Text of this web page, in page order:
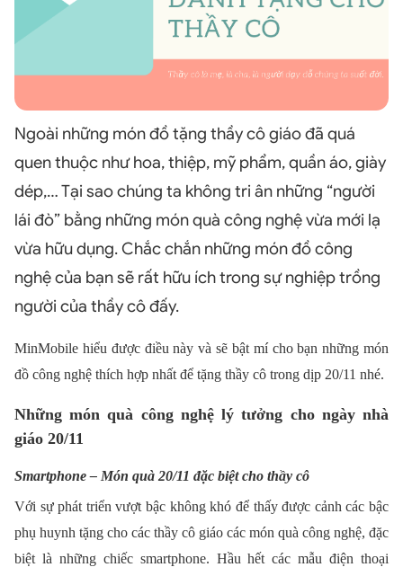
Ngoài những món đồ tặng thầy cô giáo đã quá
quen thuộc như hoa, thiệp, mỹ phẩm, quần áo, giày
dép,… Tại sao chúng ta không tri ân những “người
lái đò” bằng những món quà công nghệ vừa mới lạ
vừa hữu dụng. Chắc chắn những món đồ công
nghệ của bạn sẽ rất hữu ích trong sự nghiệp trồng
người của thầy cô đấy.
MinMobile hiểu được điều này và sẽ bật mí cho bạn những món
đồ công nghệ thích hợp nhất để tặng thầy cô trong dịp 20/11 nhé.
Những món quà công nghệ lý tưởng cho ngày nhà
giáo 20/11
Smartphone – Món quà 20/11 đặc biệt cho thầy cô
Với sự phát triển vượt bậc không khó để thấy được cảnh các bậc
phụ huynh tặng cho các thầy cô giáo các món quà công nghệ, đặc
biệt là những chiếc smartphone. Hầu hết các mẫu điện thoại